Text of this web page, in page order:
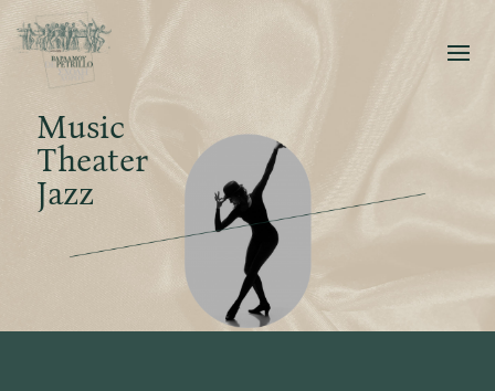
Music
Theater
Jazz